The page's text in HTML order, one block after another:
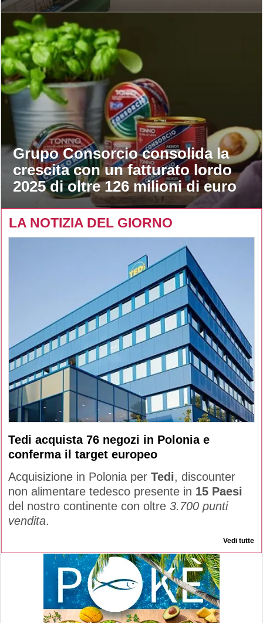
Grupo Consorcio consolida la
crescita con un fatturato lordo
2025 di oltre 126 milioni di euro
LA NOTIZIA DEL GIORNO
Tedi acquista 76 negozi in Polonia e
conferma il target europeo
Acquisizione in Polonia per Tedi, discounter
non alimentare tedesco presente in 15 Paesi
del nostro continente con oltre 3.700 punti
vendita.
Vedi tutte